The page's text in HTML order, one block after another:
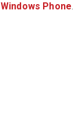
Windows Phone.